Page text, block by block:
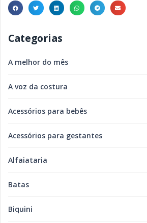
Categorias
A melhor do mês
A voz da costura
Acessórios para bebês
Acessórios para gestantes
Alfaiataria
Batas
Biquini